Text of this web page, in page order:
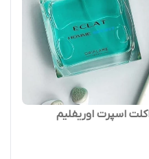
اسپرت اوریفلیم